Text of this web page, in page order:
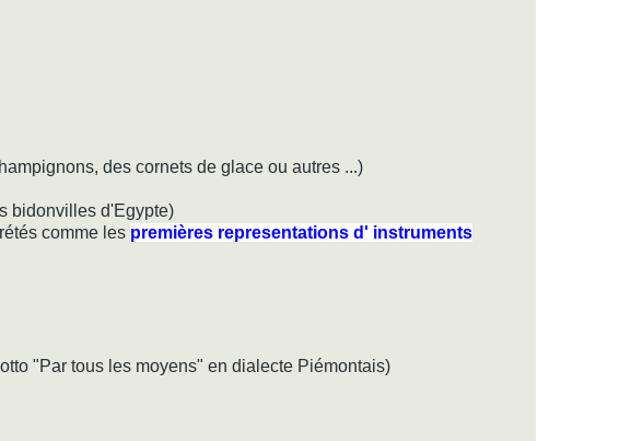
des cornets de glace ou autres ...)
bidonvilles d'Egypte)
comme les premières representations d' instruments
"Par tous les moyens" en dialecte Piémontais)